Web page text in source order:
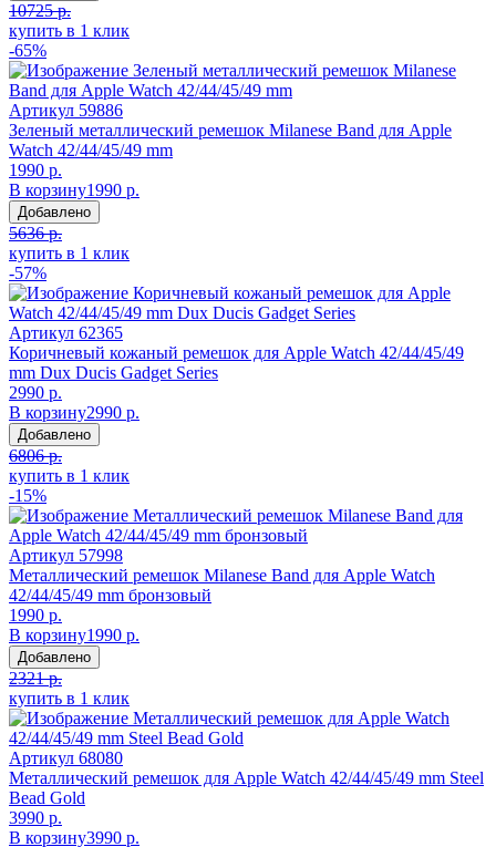
10725 р.
купить в 1 клик
-65%
Артикул 59886
Зеленый металлический ремешок Milanese Band для Apple
Watch 42/44/45/49 mm
1990 р.
В корзину1990 р.
Добавлено
5636 р.
купить в 1 клик
-57%
Артикул 62365
Коричневый кожаный ремешок для Apple Watch 42/44/45/49
mm Dux Ducis Gadget Series
2990 р.
В корзину2990 р.
Добавлено
6806 р.
купить в 1 клик
-15%
Артикул 57998
Металлический ремешок Milanese Band для Apple Watch
42/44/45/49 mm бронзовый
1990 р.
В корзину1990 р.
Добавлено
2321 р.
купить в 1 клик
Артикул 68080
Металлический ремешок для Apple Watch 42/44/45/49 mm Steel
Bead Gold
3990 р.
В корзину3990 р.